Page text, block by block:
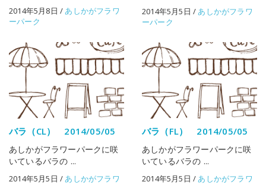
2014年5月8日 /あしかがフラワ
ーパーク
2014年5月5日 / あしかがフラワ
ーパーク
バラ（CL） 2014/05/05
あしかがフラワーパークに咲
いているバラの ...
2014年5月5日 /あしかがフラワ
バラ（FL） 2014/05/05
あしかがフラワーパークに咲
いているバラの ...
2014年5月5日 /あしかがフラワ